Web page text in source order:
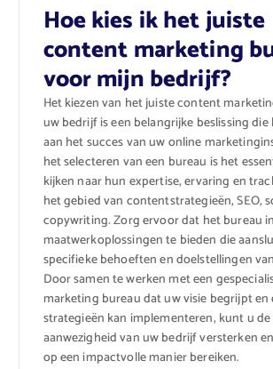
Hoe kies ik het juiste
content marketing
voor mijn bedrijf?
Het kiezen van het juiste content
uw bedrijf is een belangrijke beslissing
aan het succes van uw online
het selecteren van een bureau is het
kijken naar hun expertise, ervaring en
het gebied van contentstrategieën, SEO,
copywriting. Zorg ervoor dat het bureau
maatwerkoplossingen te bieden die
specifieke behoeften en doelstellingen
Door samen te werken met een
marketing bureau dat uw visie begrijpt
strategieën kan implementeren, kunt u
aanwezigheid van uw bedrijf versterken
op een impactvolle manier bereiken.